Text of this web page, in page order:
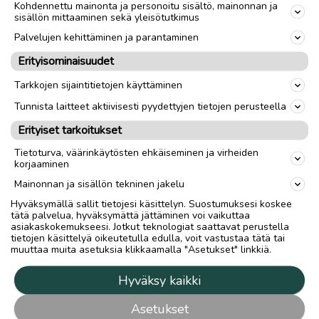
Kohdennettu mainonta ja personoitu sisältö, mainonnan ja
sisällön mittaaminen sekä yleisötutkimus
Palvelujen kehittäminen ja parantaminen
Erityisominaisuudet
Tarkkojen sijaintitietojen käyttäminen
Tunnista laitteet aktiivisesti pyydettyjen tietojen perusteella
Erityiset tarkoitukset
Tietoturva, väärinkäytösten ehkäiseminen ja virheiden
korjaaminen
Mainonnan ja sisällön tekninen jakelu
Hyväksymällä sallit tietojesi käsittelyn. Suostumuksesi koskee
tätä palvelua, hyväksymättä jättäminen voi vaikuttaa
asiakaskokemukseesi. Jotkut teknologiat saattavat perustella
tietojen käsittelyä oikeutetulla edulla, voit vastustaa tätä tai
muuttaa muita asetuksia klikkaamalla "Asetukset" linkkiä.
Hyväksy kaikki
Asetukset